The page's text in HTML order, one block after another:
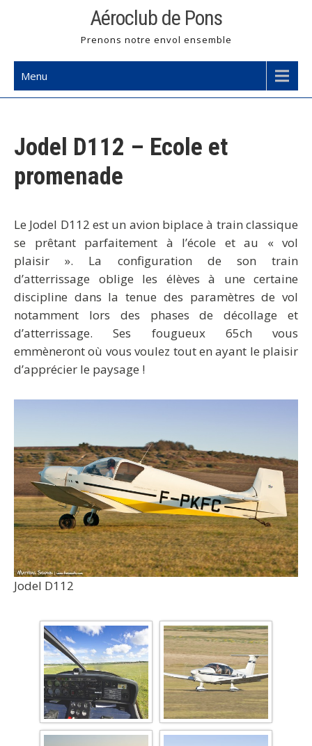
Aéroclub de Pons
Prenons notre envol ensemble
Menu
Jodel D112 – Ecole et
promenade
Le Jodel D112 est un avion biplace à train classique
se prêtant parfaitement à l’école et au « vol
plaisir ». La configuration de son train
d’atterrissage oblige les élèves à une certaine
discipline dans la tenue des paramètres de vol
notamment lors des phases de décollage et
d’atterrissage. Ses fougueux 65ch vous
emmèneront où vous voulez tout en ayant le plaisir
d’apprécier le paysage !
Jodel D112